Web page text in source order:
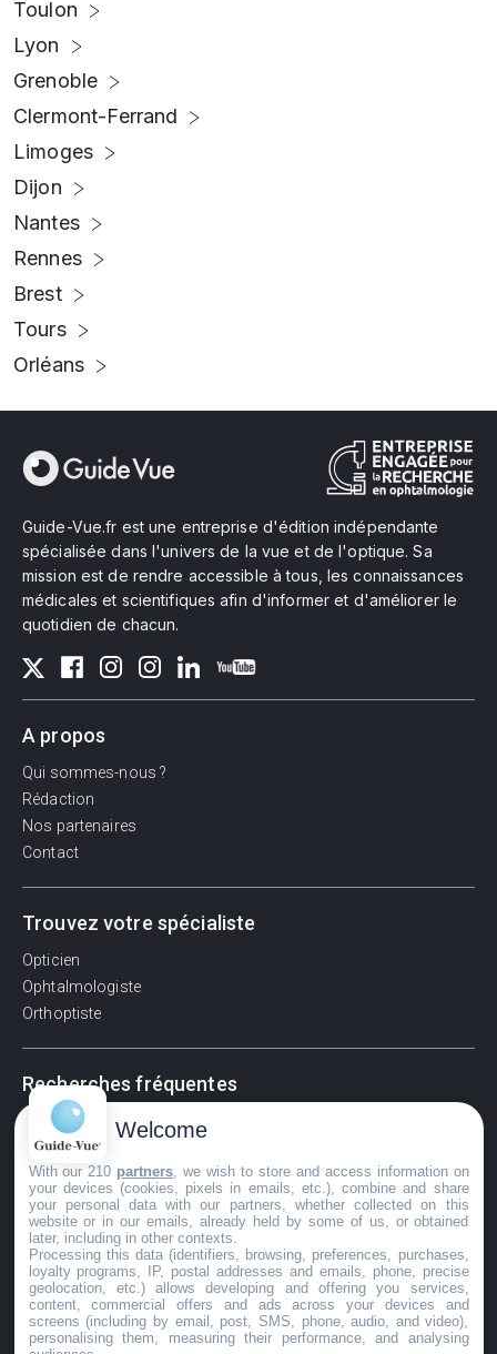
Toulon
Lyon
Grenoble
Clermont-Ferrand
Limoges
Dijon
Nantes
Rennes
Brest
Tours
Orléans
Guide-Vue.fr est une entreprise d'édition indépendante
spécialisée dans l'univers de la vue et de l'optique. Sa
mission est de rendre accessible à tous, les connaissances
médicales et scientifiques afin d'informer et d'améliorer le
quotidien de chacun.
A propos
Qui sommes-nous ?
Rédaction
Nos partenaires
Contact
Trouvez votre spécialiste
Opticien
Ophtalmologiste
Orthoptiste
Recherches fréquentes
Pathologies adultes
Signes d'une urgence ophtalmologique
La vision
Acuité visuelle
Myosis / mydriase
Œdème oculaire
©GuideVue2024
Welcome
With our 210 partners , we wish to store and access information on
your devices (cookies, pixels in emails, etc.), combine and share
your personal data with our partners, whether collected on this
website or in our emails, already held by some of us, or obtained
later, including in other contexts.
Processing this data (identifiers, browsing, preferences, purchases,
loyalty programs, IP, postal addresses and emails, phone, precise
geolocation, etc.) allows developing and offering you services,
content, commercial offers and ads across your devices and
screens (including by email, post, SMS, phone, audio, and video),
personalising them, measuring their performance, and analysing